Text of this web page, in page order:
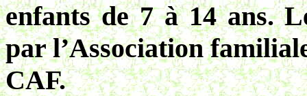
enfants de 7 à 14 ans.
par l’Association
CAF.